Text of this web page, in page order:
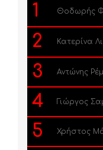
1 Θοδωρής
2 Κατερίνα
3 Αντώνης
4 Γιώργος
5 Χρήστος